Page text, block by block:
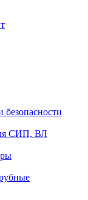
безопасности
СИП, ВЛ